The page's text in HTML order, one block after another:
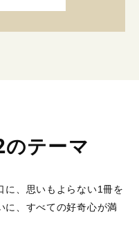
テーマ
に、思いもよらない1冊を
に、すべての好奇心が満